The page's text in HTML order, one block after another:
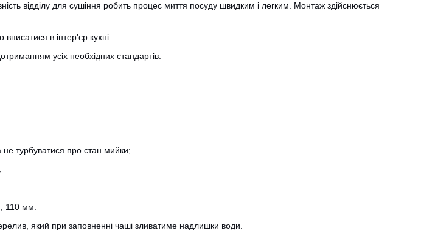
відділу для сушіння робить процес миття посуду швидким і легким. Монтаж здійснюється
в інтер'єр кухні.
усіх необхідних стандартів.
не турбуватися про стан мийки;
110 мм.
який при заповненні чаші зливатиме надлишки води.
OK
CANCEL